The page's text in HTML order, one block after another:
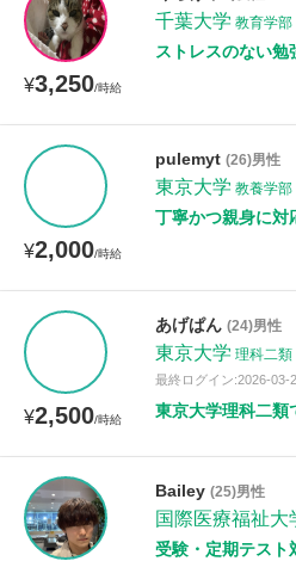
¥3,250/時給
千葉大学 教育学部
ストレスのない勉
¥2,000/時給
pulemyt (26)男性
東京大学 教養学部
丁寧かつ親身に対
¥2,500/時給
あげぱん (24)男性
東京大学 理科二類
最終ログイン:2026-03-
東京大学理科二類
Bailey (25)男性
国際医療福祉大
受験・定期テスト
土曜日 日曜日
所属大学
距離：15km以内
年齢：18-101歳
性別